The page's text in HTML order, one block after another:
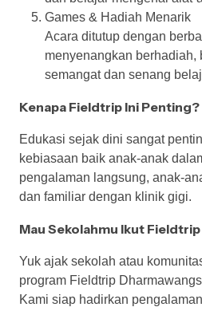
Games & Hadiah Menarik
Acara ditutup dengan
menyenangkan berhadiah,
semangat dan senang
Kenapa Fieldtrip Ini Penting?
Edukasi sejak dini sangat
kebiasaan baik anak-anak
pengalaman langsung, anak-
dan familiar dengan klinik gigi.
Mau Sekolahmu Ikut
Yuk ajak sekolah atau
program Fieldtrip
Kami siap hadirkan